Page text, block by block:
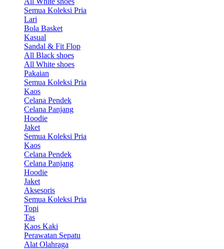
Semua Koleksi Pria
Lari
Bola Basket
Kasual
Sandal & Fit Flop
All Black shoes
All White shoes
Pakaian
Semua Koleksi Pria
Kaos
Celana Pendek
Celana Panjang
Hoodie
Jaket
Semua Koleksi Pria
Kaos
Celana Pendek
Celana Panjang
Hoodie
Jaket
Aksesoris
Semua Koleksi Pria
Topi
Tas
Kaos Kaki
Perawatan Sepatu
Alat Olahraga